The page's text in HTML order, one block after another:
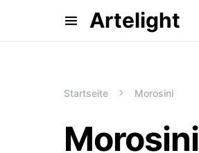
Artelight
Startseite Morosini
Morosini